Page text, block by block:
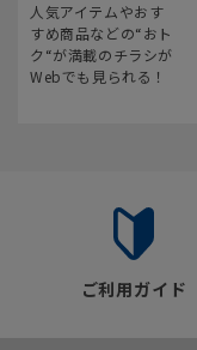
人気アイテムやおす
すめ商品などの“おト
ク“が満載のチラシが
Webでも見られる！
ご利用ガイド